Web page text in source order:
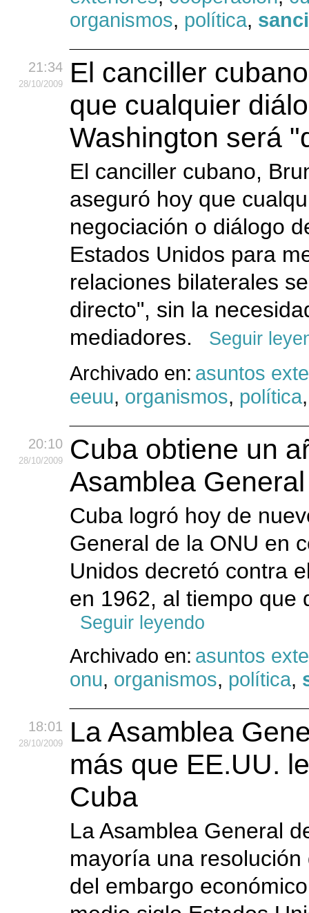
organismos, política,
21:34
28/10/2009
El canciller
que cualquier
Washington será
El canciller cubano,
aseguró hoy que
negociación o diálogo
Estados Unidos para
relaciones bilaterales
directo", sin la
mediadores.
Seguir
Archivado en: asuntos
eeuu, organismos, política
20:10
28/10/2009
Cuba obtiene un
Asamblea
Cuba logró hoy de
General de la ONU en
Unidos decretó contra
en 1962, al tiempo que
Seguir leyendo
Archivado en: asuntos
onu, organismos, política,
18:01
28/10/2009
La Asamblea
más que EE.UU.
Cuba
La Asamblea General
mayoría una
del embargo